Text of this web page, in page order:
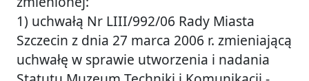
1) uchwałą Nr LIII/992/06 Rady Miasta
Szczecin z dnia 27 marca 2006 r. zmieniającą
uchwałę w sprawie utworzenia i nadania